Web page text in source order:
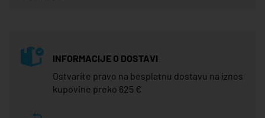
INFORMACIJE O DOSTAVI
Ostvarite pravo na besplatnu dostavu na iznos
kupovine preko 625 €